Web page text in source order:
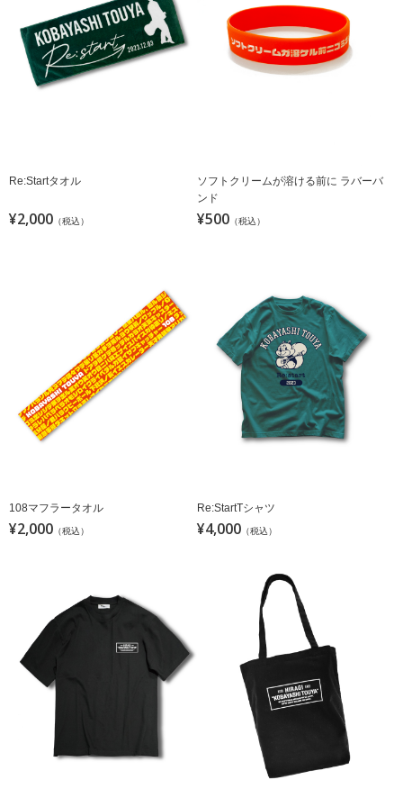
Re:Startタオル
¥2,000 （税込）
ソフトクリームが溶ける前に ラバーバ
ンド
¥500 （税込）
108マフラータオル
¥2,000 （税込）
Re:StartTシャツ
¥4,000 （税込）